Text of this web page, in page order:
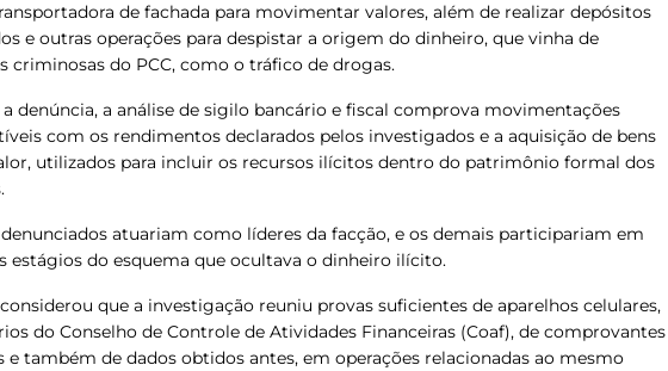
de fachada para movimentar valores, além de realizar depósitos
e outras operações para despistar a origem do dinheiro, que vinha de
criminosas do PCC, como o tráfico de drogas.
denúncia, a análise de sigilo bancário e fiscal comprova movimentações
com os rendimentos declarados pelos investigados e a aquisição de bens
utilizados para incluir os recursos ilícitos dentro do patrimônio formal dos
atuariam como líderes da facção, e os demais participariam em
estágios do esquema que ocultava o dinheiro ilícito.
que a investigação reuniu provas suficientes de aparelhos celulares,
do Conselho de Controle de Atividades Financeiras (Coaf), de comprovantes
e também de dados obtidos antes, em operações relacionadas ao mesmo